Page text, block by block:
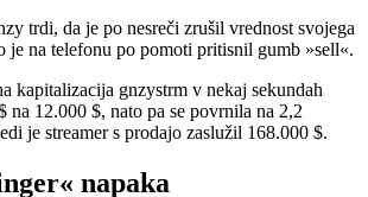
trdi, da je po nesreči zrušil vrednost svojega
je na telefonu po pomoti pritisnil gumb »sell«.
kapitalizacija gnzystrm v nekaj sekundah
na 12.000 $, nato pa se povrnila na 2,2
je streamer s prodajo zaslužil 168.000 $.
napaka